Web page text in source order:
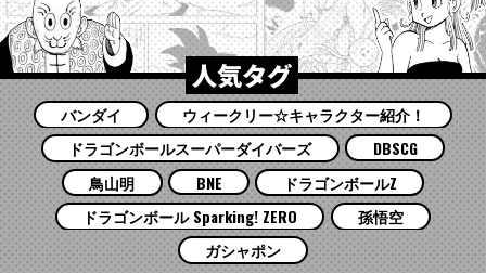
人気タグ
バンダイ
ウィークリー☆キャラクター紹介！
ドラゴンボールスーパーダイバーズ
DBSCG
鳥山明
BNE
ドラゴンボールZ
ドラゴンボール Sparking! ZERO
孫悟空
ガシャポン